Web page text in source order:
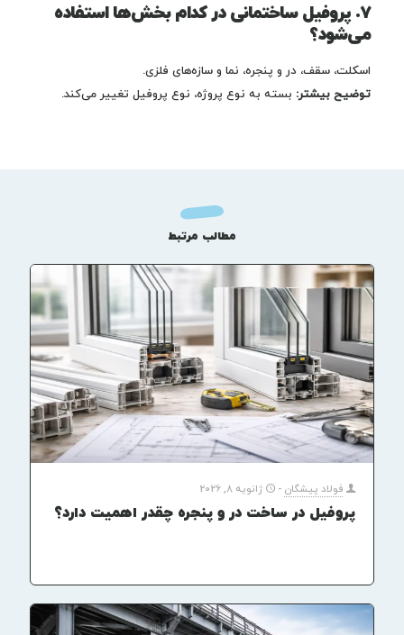
۷. پروفیل ساختمانی در کدام بخش‌ها استفاده
می‌شود؟
اسکلت، سقف، در و پنجره، نما و سازه‌های فلزی.
توضیح بیشتر: بسته به نوع پروژه، نوع پروفیل تغییر می‌کند.
مطالب مرتبط
فولاد پیشگان - ژانویه 8, 2026
پروفیل در ساخت در و پنجره چقدر اهمیت دارد؟